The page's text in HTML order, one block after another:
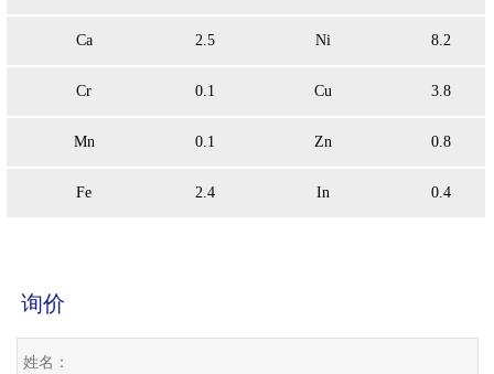
Ca 2.5 Ni 8.2
Cr 0.1 Cu 3.8
Mn 0.1 Zn 0.8
Fe 2.4 In 0.4
询价